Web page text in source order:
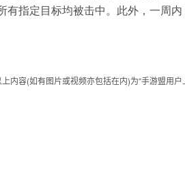
有指定目标均被击中。此外，一周
内容(如有图片或视频亦包括在内)为“手游盟用